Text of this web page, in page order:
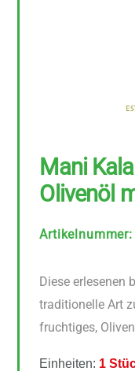
Mani
Olivenöl
Artikelnummer:
Diese erlesenen
traditionelle Art
fruchtiges,
Einheiten: 1